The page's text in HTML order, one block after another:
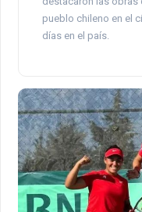
pueblo chileno en el
días en el país.